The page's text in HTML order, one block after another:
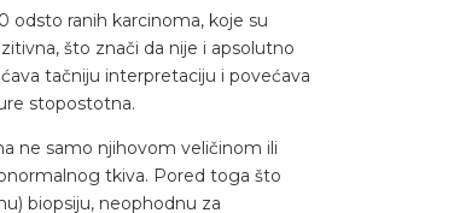
odsto ranih karcinoma, koje su
što znači da nije i apsolutno
tačniju interpretaciju i povećava
stopostotna.
ne samo njihovom veličinom ili
tkiva. Pored toga što
biopsiju, neophodnu za